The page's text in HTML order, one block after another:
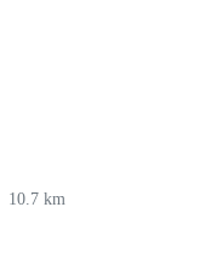
10.7 km